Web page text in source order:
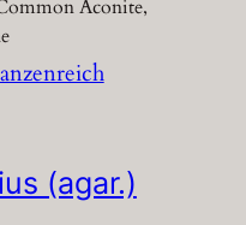
Aconite,
(agar.)